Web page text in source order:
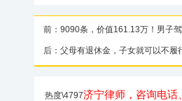
前：9090条，价值161.13万！男子
后：父母有退休金，子女就可以不履
热度\4797济宁律师，咨询电话